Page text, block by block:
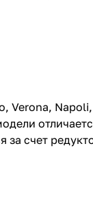
Verona,
за счет